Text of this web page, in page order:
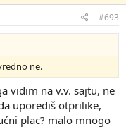
#693
ne.
vidim na v.v. sajtu, ne
uporediš otprilike,
plac? malo mnogo